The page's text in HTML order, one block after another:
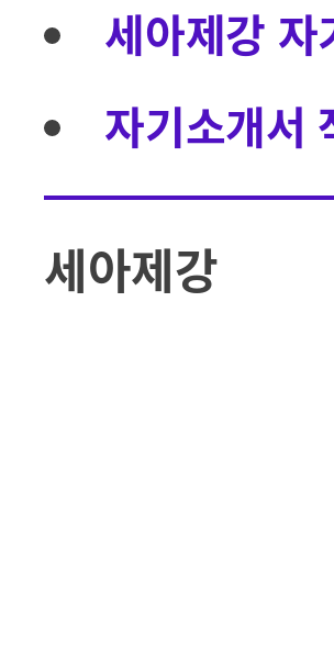
세아제강
자기소개서
세아제강